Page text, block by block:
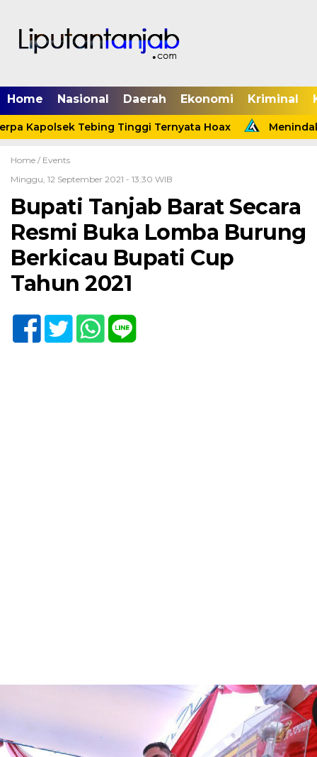
Home Nasional Daerah Ekonomi Kriminal
Kapolsek Tebing Tinggi Ternyata Hoax
Home / Events
Minggu, 12 September 2021 - 13:30 WIB
Bupati Tanjab Barat Secara
Resmi Buka Lomba Burung
Berkicau Bupati Cup
Tahun 2021